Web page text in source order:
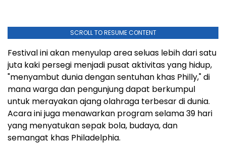
SCROLL TO RESUME CONTENT
Festival ini akan menyulap area seluas lebih dari satu
juta kaki persegi menjadi pusat aktivitas yang hidup,
"menyambut dunia dengan sentuhan khas Philly," di
mana warga dan pengunjung dapat berkumpul
untuk merayakan ajang olahraga terbesar di dunia.
Acara ini juga menawarkan program selama 39 hari
yang menyatukan sepak bola, budaya, dan
semangat khas Philadelphia.